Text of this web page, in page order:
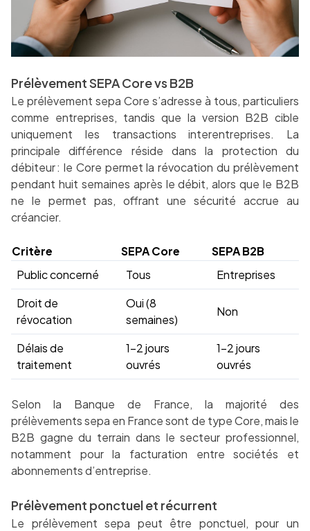
Prélèvement SEPA Core vs B2B
Le prélèvement sepa Core s’adresse à tous, particuliers
comme entreprises, tandis que la version B2B cible
uniquement les transactions interentreprises. La
principale différence réside dans la protection du
débiteur : le Core permet la révocation du prélèvement
pendant huit semaines après le débit, alors que le B2B
ne le permet pas, offrant une sécurité accrue au
créancier.
Critère SEPA Core
SEPA B2B
Public concerné
Tous
Entreprises
Droit de
révocation
Oui (8
semaines)
Non
Délais de
traitement
1-2 jours
ouvrés
1-2 jours
ouvrés
Selon la Banque de France, la majorité des
prélèvements sepa en France sont de type Core, mais le
B2B gagne du terrain dans le secteur professionnel,
notamment pour la facturation entre sociétés et
abonnements d’entreprise.
Prélèvement ponctuel et récurrent
Le prélèvement sepa peut être ponctuel, pour un